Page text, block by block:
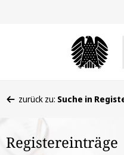
befinden
hier:
zurück zu: Suche in
Registereinträge